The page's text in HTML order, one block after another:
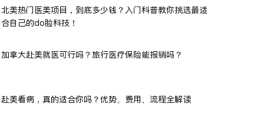
北美热门医美项目，到底多少钱？入门科普教你挑选最适
合自己的do脸科技！
加拿大赴美就医可行吗？旅行医疗保险能报销吗？
赴美看病，真的适合你吗？优势、费用、流程全解读